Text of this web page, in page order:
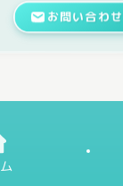
お問い合わせ